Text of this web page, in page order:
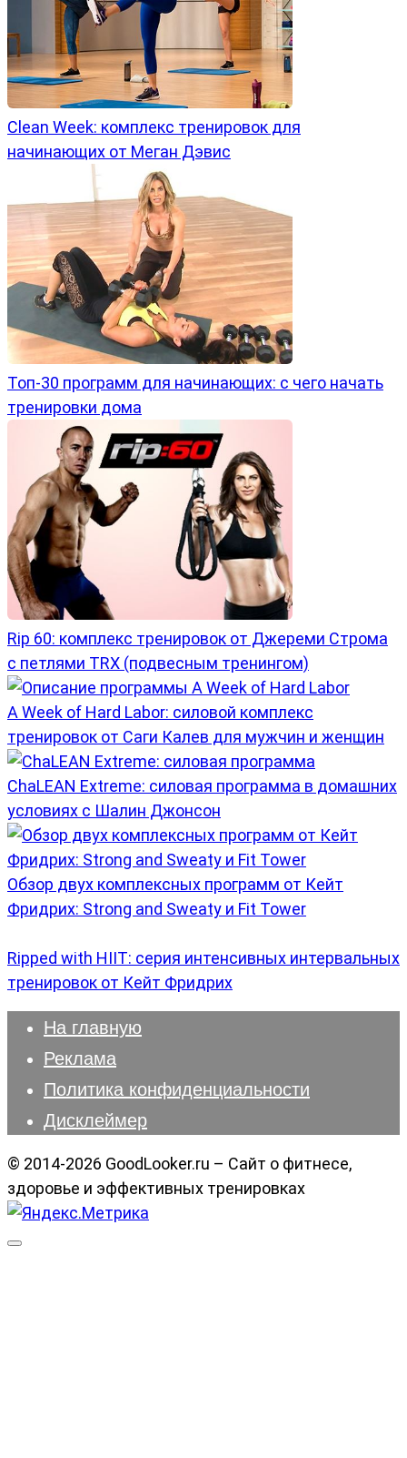
Clean Week: комплекс тренировок для
начинающих от Меган Дэвис
Топ-30 программ для начинающих: с чего начать
тренировки дома
Rip 60: комплекс тренировок от Джереми Строма
с петлями TRX (подвесным тренингом)
A Week of Hard Labor: силовой комплекс
тренировок от Саги Калев для мужчин и женщин
ChaLEAN Extreme: силовая программа в домашних
условиях с Шалин Джонсон
Обзор двух комплексных программ от Кейт
Фридрих: Strong and Sweaty и Fit Tower
Ripped with HIIT: серия интенсивных интервальных
тренировок от Кейт Фридрих
На главную
Реклама
Политика конфиденциальности
Дисклеймер
© 2014-2026 GoodLooker.ru – Сайт о фитнесе,
здоровье и эффективных тренировках